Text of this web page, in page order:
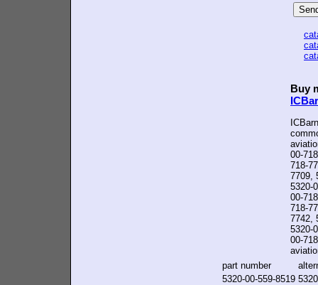
Buy
00-
718-
7709,
5320-
00-
718-
7742,
5320-
00-
part number
5320-00-559-8519